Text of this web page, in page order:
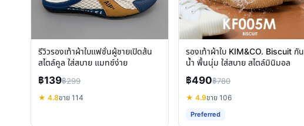
รีวิวรองเท้าผ้าใบแฟชั่นผู้ชายเปิดส้น
สไตล์คูล ใส่สบาย แมทช์ง่าย
฿139฿299
★ 4.8ขาย 114
รองเท้าผ้าใบ KIM&CO. Biscuit กัน
น้ำ พื้นนุ่ม ใส่สบาย สไตล์มินิมอล
฿490฿780
★ 4.9ขาย 106
Preferred